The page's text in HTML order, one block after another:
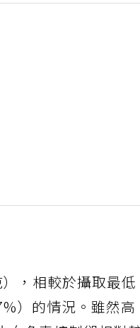
，相較於攝取最低
）的情況。雖然高